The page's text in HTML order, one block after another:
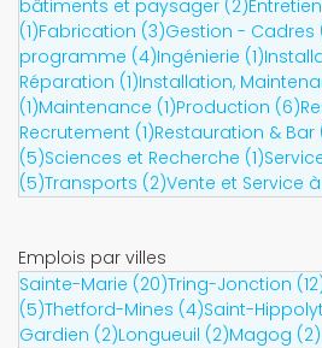
bâtiments et paysager (2)
(1)Fabrication (3)Gestion - Cadres
programme (4)Ingénierie (1)
Réparation (1)Installation,
(1)Maintenance (1)Production (6)
Recrutement (1)Restauration & Bar
(5)Sciences et Recherche (1)
(5)Transports (2)Vente et Service
Emplois par villes
Sainte-Marie (20)Tring-Jonction
(5)Thetford-Mines (4)Saint-
Gardien (2)Longueuil (2)Magog (2)